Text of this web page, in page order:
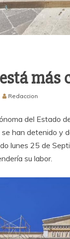
más
Redaccion
del Estado
han detenido y
lunes 25 de
su labor.